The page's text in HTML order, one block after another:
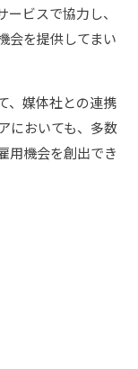
ビスで協力し、
会を提供してまい
、媒体社との連携
においても、多数
用機会を創出でき